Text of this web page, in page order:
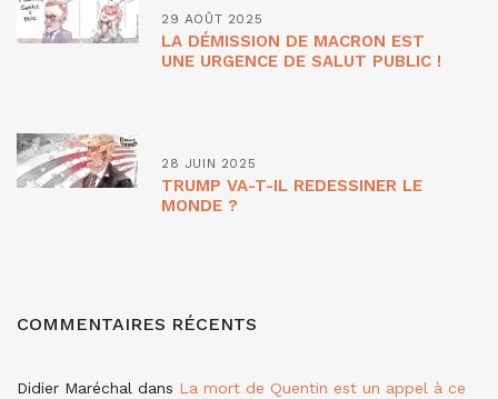
29 AOÛT 2025
LA DÉMISSION DE MACRON EST
UNE URGENCE DE SALUT PUBLIC !
28 JUIN 2025
TRUMP VA-T-IL REDESSINER LE
MONDE ?
COMMENTAIRES RÉCENTS
Didier Maréchal dans La mort de Quentin est un appel à ce